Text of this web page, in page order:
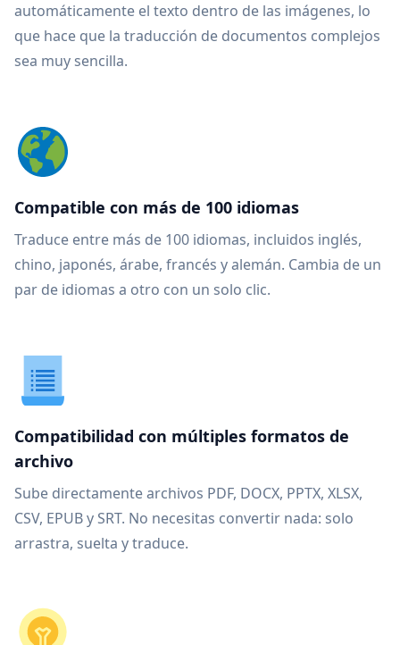
automáticamente el texto dentro de las imágenes, lo
que hace que la traducción de documentos complejos
sea muy sencilla.
Compatible con más de 100 idiomas
Traduce entre más de 100 idiomas, incluidos inglés,
chino, japonés, árabe, francés y alemán. Cambia de un
par de idiomas a otro con un solo clic.
Compatibilidad con múltiples formatos de
archivo
Sube directamente archivos PDF, DOCX, PPTX, XLSX,
CSV, EPUB y SRT. No necesitas convertir nada: solo
arrastra, suelta y traduce.